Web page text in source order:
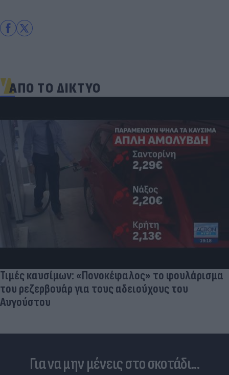
ΑΠΟ ΤΟ ΔΙΚΤΥΟ
Τιμές καυσίμων: «Πονοκέφαλος» το φουλάρισμα
του ρεζερβουάρ για τους αδειούχους του
Αυγούστου
Για να μην μένεις στο σκοτάδι...